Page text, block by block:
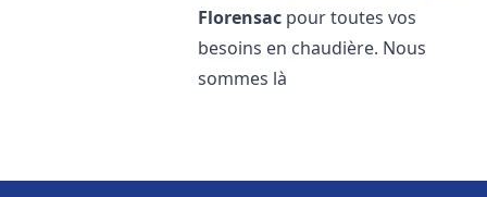
Florensac pour toutes vos
besoins en chaudière. Nous
sommes là